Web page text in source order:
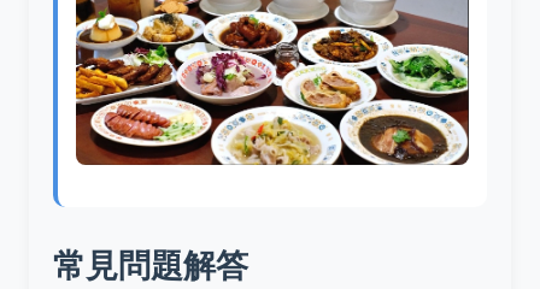
常見問題解答